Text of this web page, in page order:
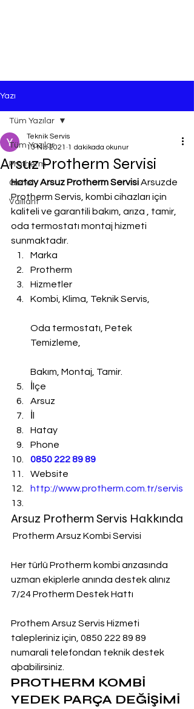
Yazı
Tüm Yazılar
Protherm
Genel
Vaillant
Tüm Yazılar
Arsuz Protherm Servisi
Teknik Servis
13 Nis 2021 1 dakikada okunur
Hatay Arsuz Protherm Servisi Arsuzde
Protherm Servis, kombi cihazları için
kaliteli ve garantili bakım, arıza , tamir,
oda termostatı montaj hizmeti
sunmaktadır.
Marka
Protherm
Hizmetler
Kombi, Klima, Teknik Servis,
Oda termostatı, Petek
Temizleme,
Bakım, Montaj, Tamir.
İlçe
Arsuz
Hatay
Phone
0850 222 89 89
Website
http://www.protherm.com.tr/servis
Arsuz Protherm Servis Hakkında
Protherm Arsuz Kombi Servisi
Her türlü Protherm kombi arızasında
uzman ekiplerle anında destek alınız
7/24 Protherm Destek Hattı
Prothem Arsuz Servis Hizmeti
talepleriniz için, 0850 222 89 89
numarali telefondan teknik destek
aþabilirsiniz.
PROTHERM KOMBİ
YEDEK PARÇA DEĞİŞİMİ